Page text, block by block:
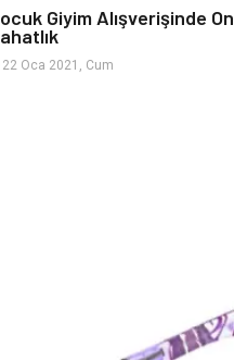
Giyim Alışverişinde
22 Oca 2021, Cum